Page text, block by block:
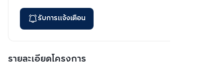
รับการแจ้งเตือน
รายละเอียดโครงการ